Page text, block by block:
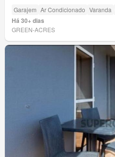
Garajem Ar Condicionado Varanda
Há 30+ dias
GREEN-ACRES